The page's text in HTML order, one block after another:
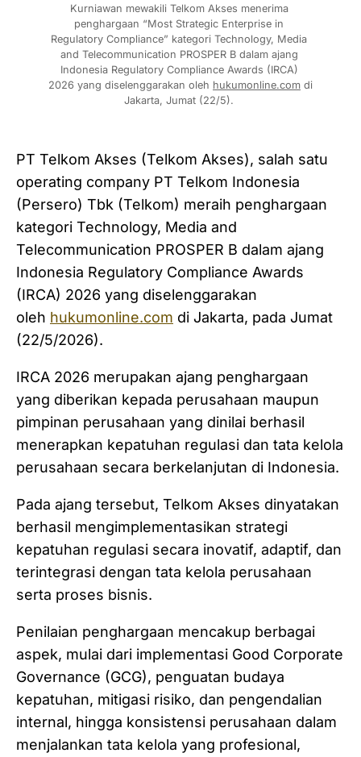
Kurniawan mewakili Telkom Akses menerima
penghargaan “Most Strategic Enterprise in
Regulatory Compliance” kategori Technology, Media
and Telecommunication PROSPER B dalam ajang
Indonesia Regulatory Compliance Awards (IRCA)
2026 yang diselenggarakan oleh hukumonline.com di
Jakarta, Jumat (22/5).
PT Telkom Akses (Telkom Akses), salah satu
operating company PT Telkom Indonesia
(Persero) Tbk (Telkom) meraih penghargaan
kategori Technology, Media and
Telecommunication PROSPER B dalam ajang
Indonesia Regulatory Compliance Awards
(IRCA) 2026 yang diselenggarakan
oleh hukumonline.com di Jakarta, pada Jumat
(22/5/2026).
IRCA 2026 merupakan ajang penghargaan
yang diberikan kepada perusahaan maupun
pimpinan perusahaan yang dinilai berhasil
menerapkan kepatuhan regulasi dan tata kelola
perusahaan secara berkelanjutan di Indonesia.
Pada ajang tersebut, Telkom Akses dinyatakan
berhasil mengimplementasikan strategi
kepatuhan regulasi secara inovatif, adaptif, dan
terintegrasi dengan tata kelola perusahaan
serta proses bisnis.
Penilaian penghargaan mencakup berbagai
aspek, mulai dari implementasi Good Corporate
Governance (GCG), penguatan budaya
kepatuhan, mitigasi risiko, dan pengendalian
internal, hingga konsistensi perusahaan dalam
menjalankan tata kelola yang profesional,